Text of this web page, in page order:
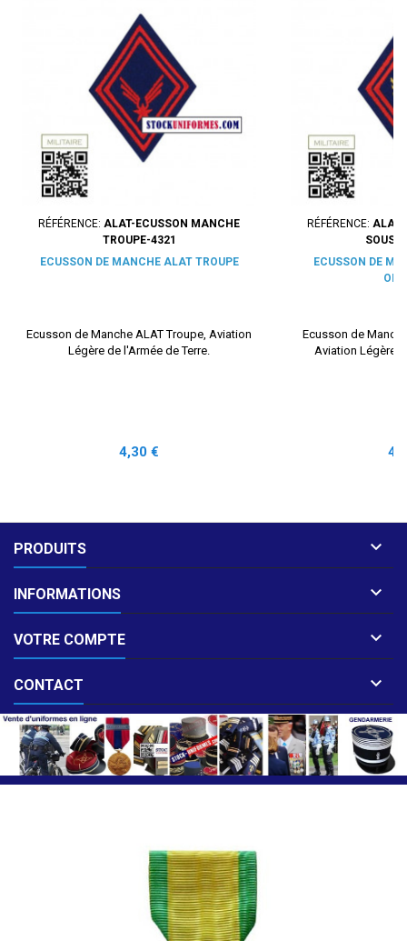
RÉFÉRENCE: ALAT-ECUSSON MANCHE
TROUPE-4321
ECUSSON DE MANCHE ALAT TROUPE
Ecusson de Manche ALAT Troupe, Aviation
Légère de l'Armée de Terre.
Prix
4,30 €
RÉFÉRENCE: ALAT-
SOUS-
ECUSSON DE
Ecusson de
Aviation Légère
PRODUITS 
INFORMATIONS 
VOTRE COMPTE 
CONTACT 